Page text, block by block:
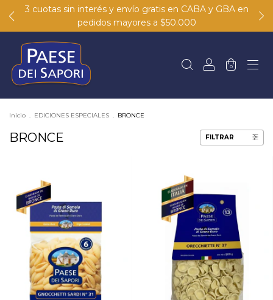
3 cuotas sin interés y envío gratis en CABA y GBA en
pedidos mayores a $50.000
0
Inicio . EDICIONES ESPECIALES . BRONCE
BRONCE FILTRAR